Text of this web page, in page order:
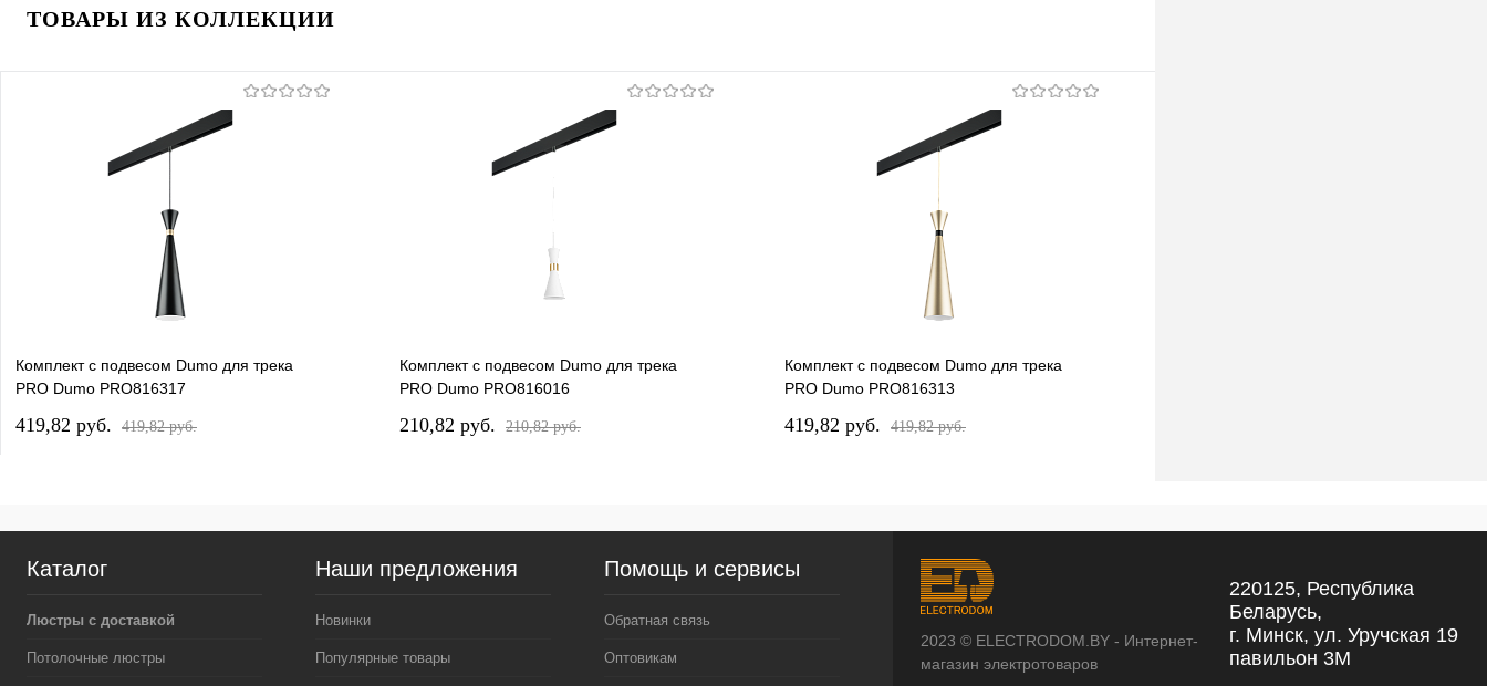
ТОВАРЫ ИЗ КОЛЛЕКЦИИ
Комплект с подвесом Dumo для трека
PRO Dumo PRO816317
419,82 pуб. 419,82 pуб.
Комплект с подвесом Dumo для трека
PRO Dumo PRO816016
210,82 pуб. 210,82 pуб.
Комплект с подвесом Dumo для трека
PRO Dumo PRO816313
419,82 pуб. 419,82 pуб.
Каталог
Люстры с доставкой
Потолочные люстры
Наши предложения
Новинки
Популярные товары
Помощь и сервисы
Обратная связь
Оптовикам
2023 © ELECTRODOM.BY - Интернет-
магазин электротоваров
220125, Республика
Беларусь,
г. Минск, ул. Уручская 19
павильон 3М